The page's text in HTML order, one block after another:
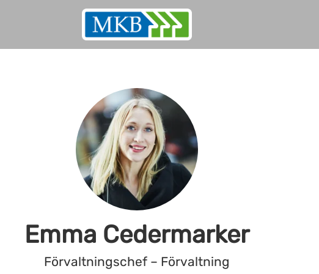
Emma Cedermarker
Förvaltningschef – Förvaltning